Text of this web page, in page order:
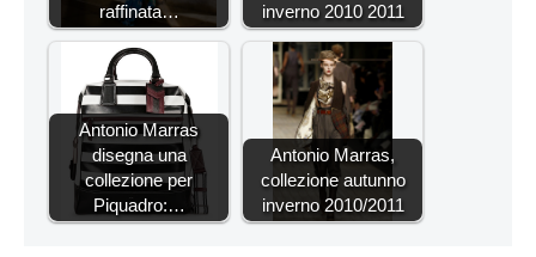
raffinata…
inverno 2010 2011
Antonio Marras
disegna una
collezione per
Piquadro:…
Antonio Marras,
collezione autunno
inverno 2010/2011